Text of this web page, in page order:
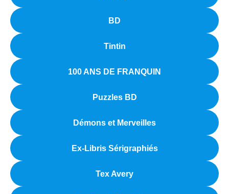
BD
Tintin
100 ANS DE FRANQUIN
Puzzles BD
Démons et Merveilles
Ex-Libris Sérigraphiés
Tex Avery